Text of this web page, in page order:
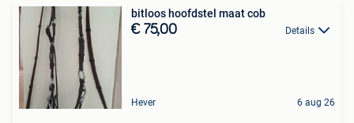
bitloos hoofdstel maat cob
€ 75,00 Details
Hever 6 aug 26